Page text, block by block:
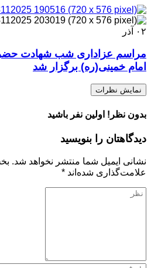
۰۲ آذر
مراسم عزاداری شب شهادت
امام خمینی(ره) برگزار شد
نمایش نظرات
بدون نظر! اولین نفر باشید
دیدگاهتان را بنویسید
نشانی ایمیل شما منتشر نخواهد شد.
علامت‌گذاری شده‌اند *